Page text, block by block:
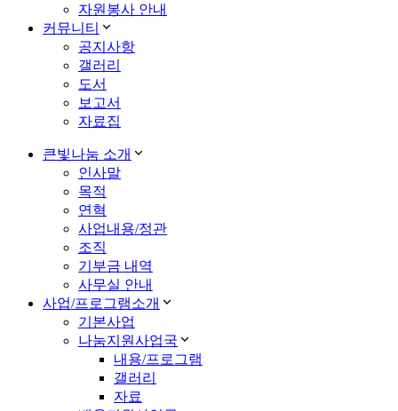
자원봉사 안내
커뮤니티
공지사항
갤러리
도서
보고서
자료집
큰빛나눔 소개
인사말
목적
연혁
사업내용/정관
조직
기부금 내역
사무실 안내
사업/프로그램소개
기본사업
나눔지원사업국
내용/프로그램
갤러리
자료